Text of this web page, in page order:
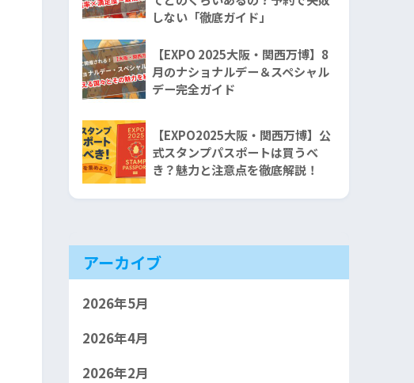
しない「徹底ガイド」
【EXPO 2025大阪・関西万博】8
月のナショナルデー＆スペシャル
デー完全ガイド
【EXPO2025大阪・関西万博】公
式スタンプパスポートは買うべ
き？魅力と注意点を徹底解説！
アーカイブ
2026年5月
2026年4月
2026年2月